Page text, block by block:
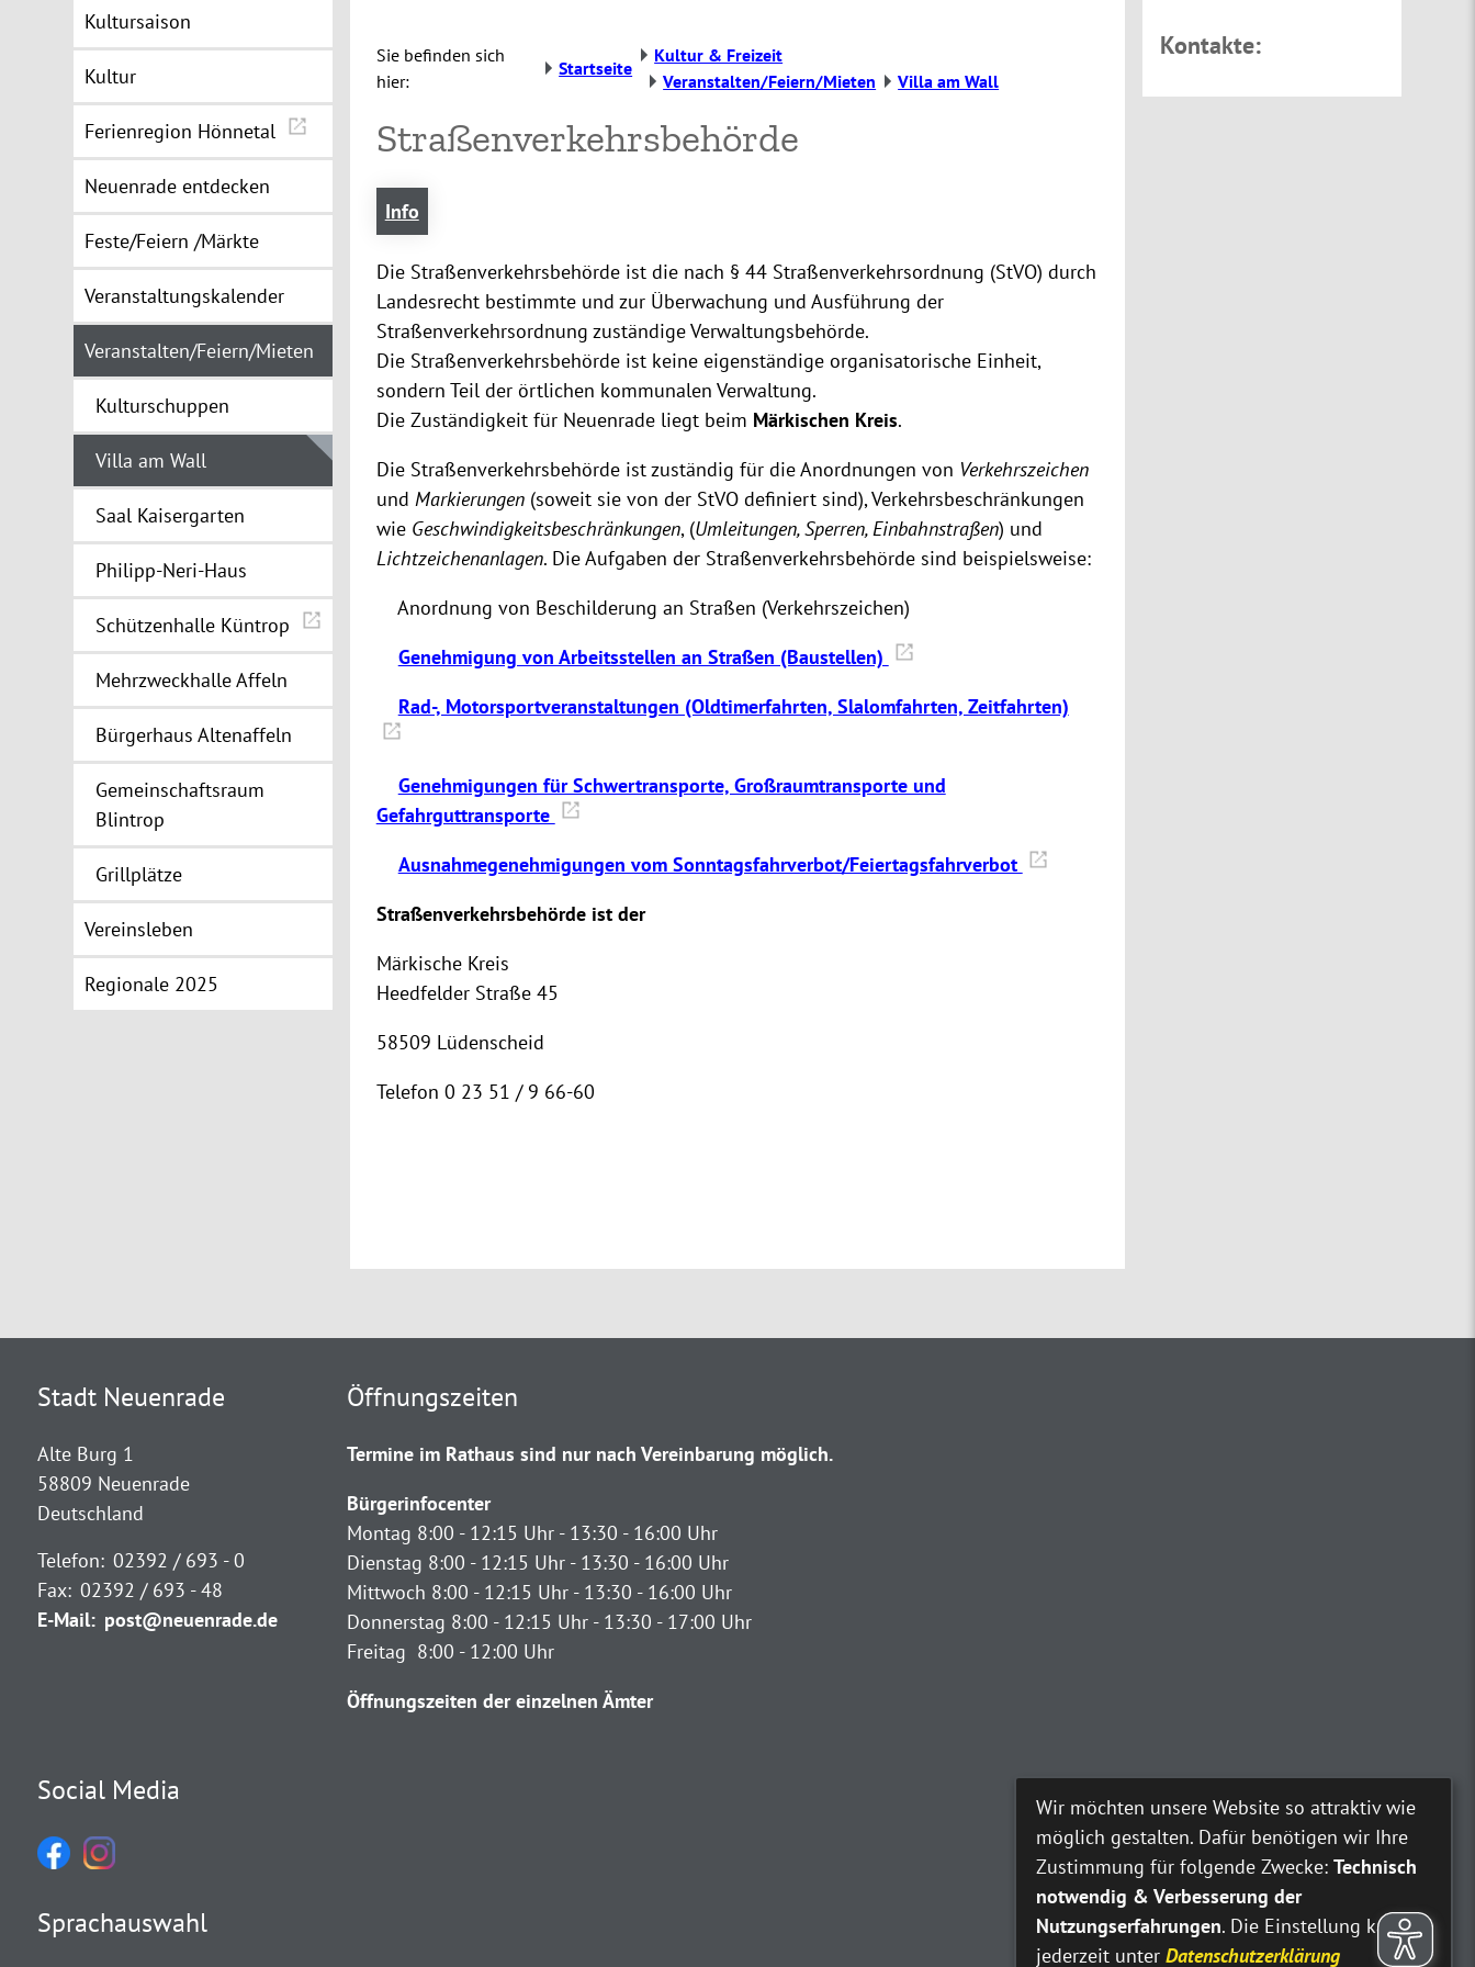
Kultursaison
Kultur
Ferienregion Hönnetal
Neuenrade entdecken
Feste/Feiern /Märkte
Veranstaltungskalender
Veranstalten/Feiern/Mieten
Kulturschuppen
Villa am Wall
Saal Kaisergarten
Philipp-Neri-Haus
Schützenhalle Küntrop
Mehrzweckhalle Affeln
Bürgerhaus Altenaffeln
Gemeinschaftsraum
Blintrop
Grillplätze
Vereinsleben
Regionale 2025
Sie befinden sich
hier:
Startseite
Kultur & Freizeit
Veranstalten/Feiern/Mieten
Villa am Wall
Straßenverkehrsbehörde
Info
Die Straßenverkehrsbehörde ist die nach § 44 Straßenverkehrsordnung (StVO) durch
Landesrecht bestimmte und zur Überwachung und Ausführung der
Straßenverkehrsordnung zuständige Verwaltungsbehörde.
Die Straßenverkehrsbehörde ist keine eigenständige organisatorische Einheit,
sondern Teil der örtlichen kommunalen Verwaltung.
Die Zuständigkeit für Neuenrade liegt beim Märkischen Kreis.
Die Straßenverkehrsbehörde ist zuständig für die Anordnungen von Verkehrszeichen
und Markierungen(soweit sie von der StVO definiert sind), Verkehrsbeschränkungen
wie Geschwindigkeitsbeschränkungen, (Umleitungen, Sperren, Einbahnstraßen) und
Lichtzeichenanlagen. Die Aufgaben der Straßenverkehrsbehörde sind beispielsweise:
 Anordnung von Beschilderung an Straßen (Verkehrszeichen)
Genehmigung von Arbeitsstellen an Straßen (Baustellen)
Rad-, Motorsportveranstaltungen (Oldtimerfahrten, Slalomfahrten, Zeitfahrten)
Genehmigungen für Schwertransporte, Großraumtransporte und
Gefahrguttransporte
Ausnahmegenehmigungen vom Sonntagsfahrverbot/Feiertagsfahrverbot
Straßenverkehrsbehörde ist der
Märkische Kreis
Heedfelder Straße 45
58509 Lüdenscheid
Telefon 0 23 51 / 9 66-60
Kontakte:
Stadt Neuenrade
Alte Burg 1
58809 Neuenrade
Deutschland
Telefon: 02392 / 693 - 0
Fax: 02392 / 693 - 48
E-Mail: post@neuenrade.de
Öffnungszeiten
Termine im Rathaus sind nur nach Vereinbarung möglich.
Bürgerinfocenter
Montag 8:00 - 12:15 Uhr - 13:30 - 16:00 Uhr
Dienstag 8:00 - 12:15 Uhr - 13:30 - 16:00 Uhr
Mittwoch 8:00 - 12:15 Uhr - 13:30 - 16:00 Uhr
Donnerstag 8:00 - 12:15 Uhr - 13:30 - 17:00 Uhr
Freitag 8:00 - 12:00 Uhr
Öffnungszeiten der einzelnen Ämter
Social Media
Sprachauswahl
Wir möchten unsere Website so attraktiv wie
möglich gestalten. Dafür benötigen wir Ihre
Zustimmung für folgende Zwecke: Technisch
notwendig & Verbesserung der
Nutzungserfahrungen. Die Einstellung kann
jederzeit unter Datenschutzerklärung